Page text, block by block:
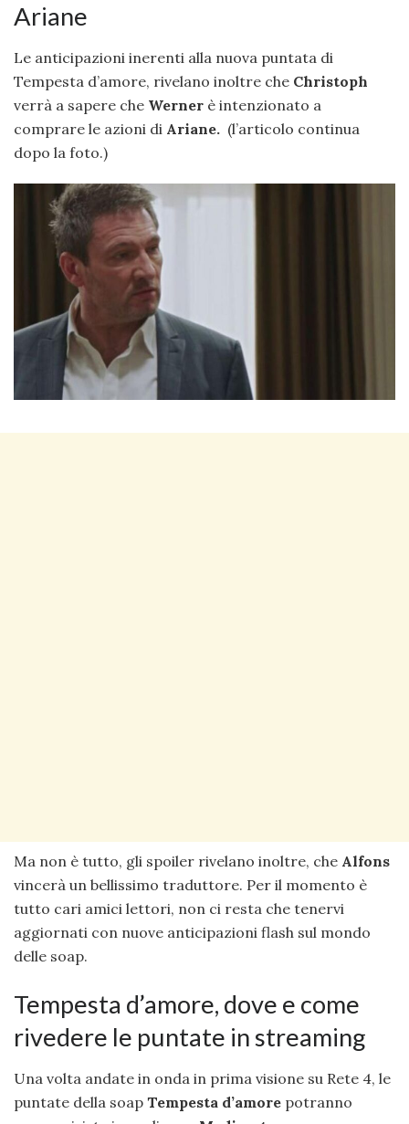
Ariane
Le anticipazioni inerenti alla nuova puntata di
Tempesta d’amore, rivelano inoltre che Christoph
verrà a sapere che Werner è intenzionato a
comprare le azioni di Ariane. (l’articolo continua
dopo la foto.)
Ma non è tutto, gli spoiler rivelano inoltre, che Alfons
vincerà un bellissimo traduttore. Per il momento è
tutto cari amici lettori, non ci resta che tenervi
aggiornati con nuove anticipazioni flash sul mondo
delle soap.
Tempesta d’amore, dove e come
rivedere le puntate in streaming
Una volta andate in onda in prima visione su Rete 4, le
puntate della soap Tempesta d’amore potranno